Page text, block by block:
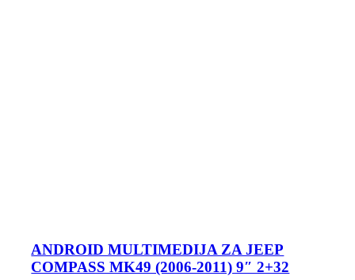
ANDROID MULTIMEDIJA ZA JEEP
COMPASS MK49 (2006-2011) 9″ 2+32